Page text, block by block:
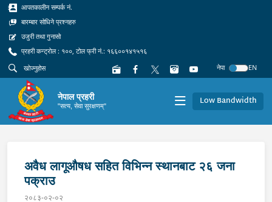
आपतकालीन सम्पर्क नं.
बारम्बार सोधिने प्रश्नहरु
उजुरी तथा गुनासो
प्रहरी कन्ट्रोल : १००, टोल फ्री नं.: १६६००१४१५१६
नेपा
EN
नेपाल प्रहरी
"सत्य, सेवा सुरक्षणम्" Low Bandwidth
अवैध लागूऔषध सहित विभिन्न स्थानबाट २६ जना
पक्राउ
२०८३-०२-०२